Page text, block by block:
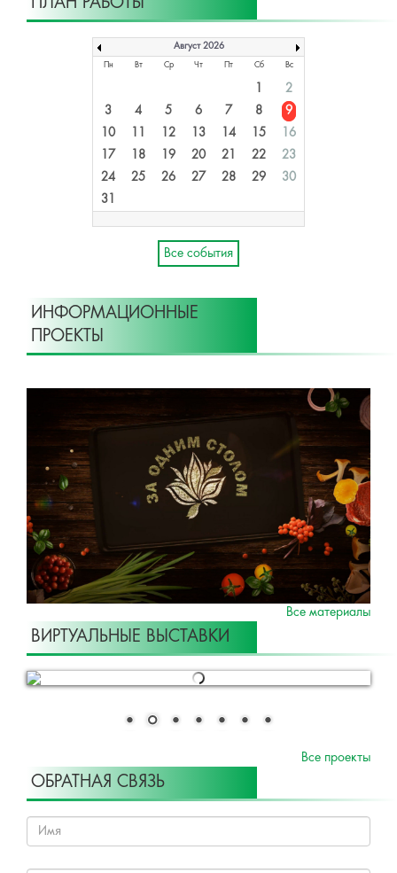
ПЛАН РАБОТЫ
Август 2026
Пн Вт Ср Чт Пт Сб Вс
1
2
3
4 5 6 7 8
9
10
11 12 13 14 15
16
17
18 19 20 21 22
23
24
25 26 27 28 29
30
31
Все события
ИНФОРМАЦИОННЫЕ
ПРОЕКТЫ
Все материалы
ВИРТУАЛЬНЫЕ ВЫСТАВКИ